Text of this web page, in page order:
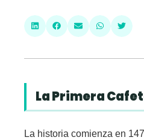
La Primera
La historia comienza en